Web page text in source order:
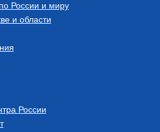
России и миру
и области
России